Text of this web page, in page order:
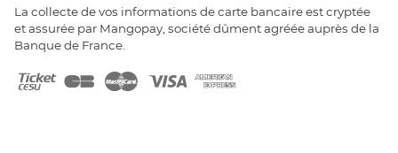
La collecte de vos informations de carte bancaire est cryptée
et assurée par Mangopay, société dûment agréée auprès de la
Banque de France.